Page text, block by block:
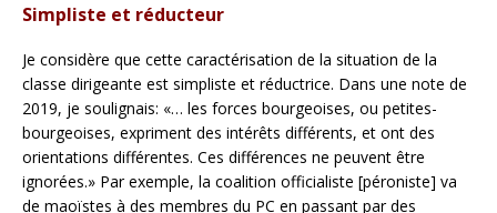
Simpliste et réducteur
Je considère que cette caractérisation de la situation de la
classe dirigeante est simpliste et réductrice. Dans une note de
2019, je soulignais: «… les forces bourgeoises, ou petites-
bourgeoises, expriment des intérêts différents, et ont des
orientations différentes. Ces différences ne peuvent être
ignorées.» Par exemple, la coalition officialiste [péroniste] va
de maoïstes à des membres du PC en passant par des